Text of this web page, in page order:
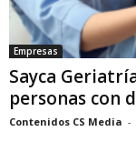
Empresas
Sayca
personas con
Contenidos CS Media -